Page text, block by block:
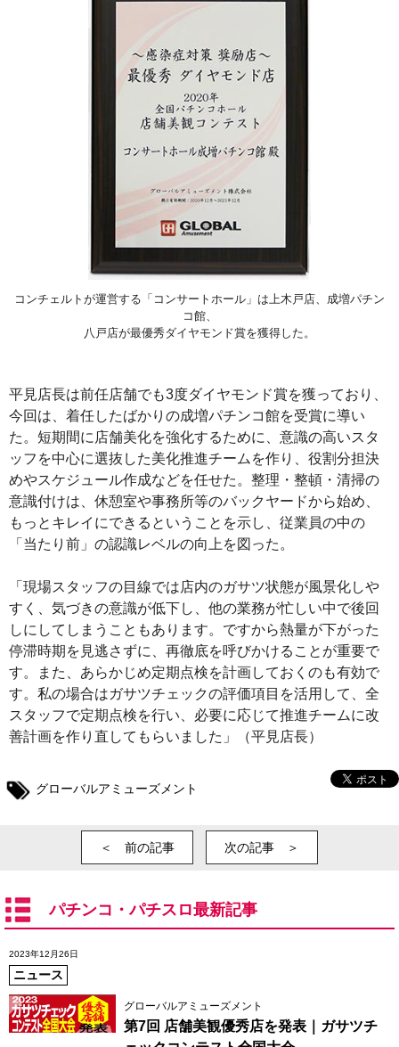
コンチェルトが運営する「コンサートホール」は上木戸店、成増パチン
コ館、
八戸店が最優秀ダイヤモンド賞を獲得した。
平見店長は前任店舗でも3度ダイヤモンド賞を獲っており、
今回は、着任したばかりの成増パチンコ館を受賞に導い
た。短期間に店舗美化を強化するために、意識の高いスタ
ッフを中心に選抜した美化推進チームを作り、役割分担決
めやスケジュール作成などを任せた。整理・整頓・清掃の
意識付けは、休憩室や事務所等のバックヤードから始め、
もっとキレイにできるということを示し、従業員の中の
「当たり前」の認識レベルの向上を図った。
「現場スタッフの目線では店内のガサツ状態が風景化しや
すく、気づきの意識が低下し、他の業務が忙しい中で後回
しにしてしまうこともあります。ですから熱量が下がった
停滞時期を見逃さずに、再徹底を呼びかけることが重要で
す。また、あらかじめ定期点検を計画しておくのも有効で
す。私の場合はガサツチェックの評価項目を活用して、全
スタッフで定期点検を行い、必要に応じて推進チームに改
善計画を作り直してもらいました」（平見店長）
グローバルアミューズメント
＜ 前の記事 次の記事 ＞
パチンコ・パチスロ最新記事
2023年12月26日
ニュース
グローバルアミューズメント
第7回 店舗美観優秀店を発表｜ガサツチ